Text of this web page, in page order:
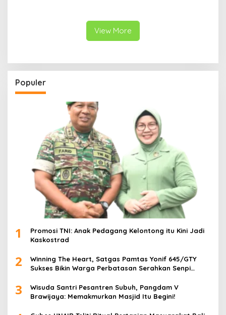
View More
Populer
1
Promosi TNI: Anak Pedagang Kelontong itu Kini Jadi
Kaskostrad
2
Winning The Heart, Satgas Pamtas Yonif 645/GTY
Sukses Bikin Warga Perbatasan Serahkan Senpi
3
Wisuda Santri Pesantren Subuh, Pangdam V
Brawijaya: Memakmurkan Masjid Itu Begini!